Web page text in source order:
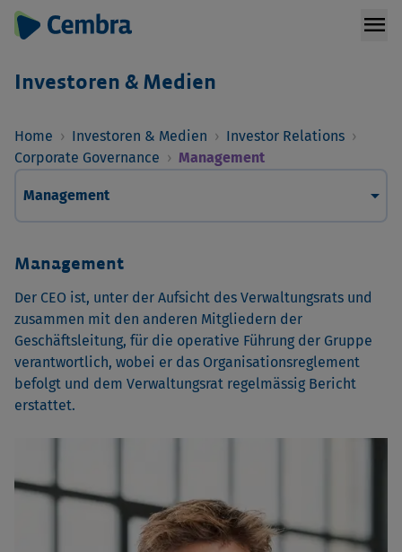
menu
Investoren & Medien
Home › Investoren & Medien › Investor Relations ›
Corporate Governance › Management
arrow_drop_down
Management
Management
Der CEO ist, unter der Aufsicht des Verwaltungsrats und
zusammen mit den anderen Mitgliedern der
Geschäftsleitung, für die operative Führung der Gruppe
verantwortlich, wobei er das Organisationsreglement
befolgt und dem Verwaltungsrat regelmässig Bericht
erstattet.